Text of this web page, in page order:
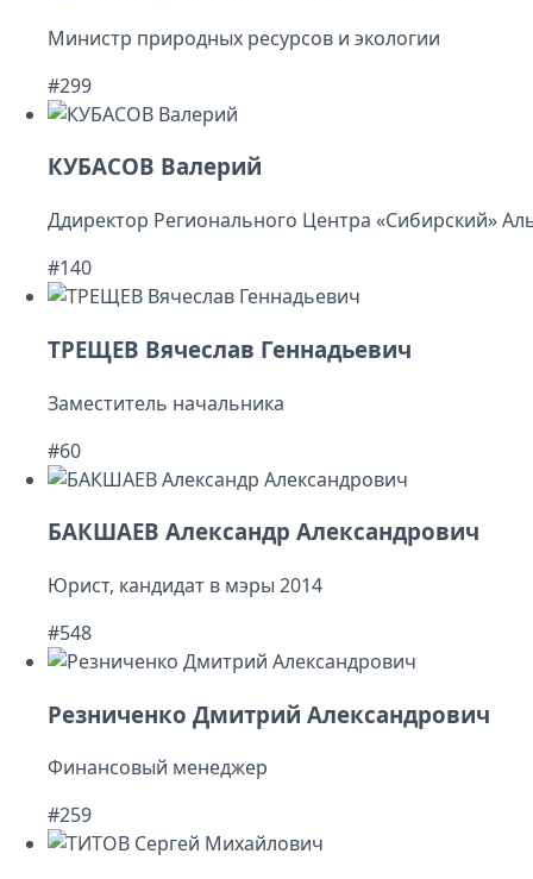
Министр природных ресурсов и экологии
#299
КУБАСОВ Валерий
Ддиректор Регионального Центра «Сибирский»
#140
ТРЕЩЕВ Вячеслав Геннадьевич
Заместитель начальника
#60
БАКШАЕВ Александр Александрович
Юрист, кандидат в мэры 2014
#548
Резниченко Дмитрий Александрович
Финансовый менеджер
#259